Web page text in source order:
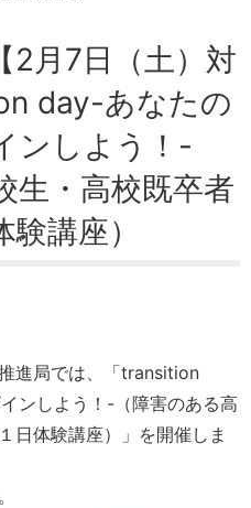
2月7日（土）対
day-あなたの
ンしよう！-
生・高校既卒者
講座）
進局では、「transition
ンしよう！-（障害のある高
日体験講座）」を開催しま